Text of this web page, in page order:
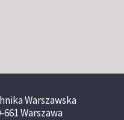
Warszawska
Warszawa